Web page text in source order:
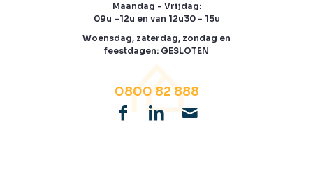
Maandag - Vrijdag:
09u –12u en van 12u30 - 15u
Woensdag, zaterdag, zondag en
feestdagen: GESLOTEN
0800 82 888